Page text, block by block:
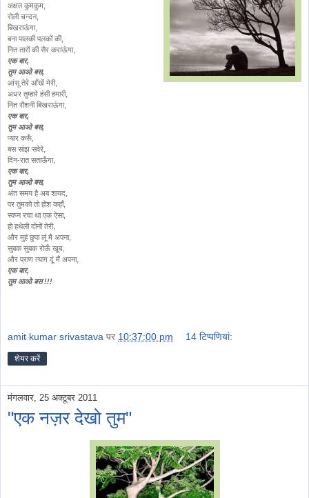
अक्षत कुमकुम,
रोली चन्दन,
बिखराऊंगा,
बना पालकी पलकों की,
नित तारों की सैर कराऊंगा,
एक बार,
तुम आओ बस,
आंसू तेरे आँखें मेरी,
अधर तुम्हारे हंसी हमारी,
नित रौशनी बिखराऊंगा,
एक बार,
तुम आओ बस,
प्यार करूँ,
बस सांझ सवेरे,
दिन-रात सताऊँगा,
एक बार,
तुम आओ बस,
अंत समय है अब शायद,
पर तुमको तो होश कहाँ,
स्वप्न रचा था एक ऐसा,
हो हथेली दोनों तेरी,
और मुहं छुपा लूं मै अपना,
सुबक सुबक रोऊँ खूब,
और प्राण त्याग दूं मैं अपना,
एक बार,
तुम आओ बस !!!
amit kumar srivastava पर 10:37:00 pm 14 टिप्‍पणियां:
शेयर करें
मंगलवार, 25 अक्टूबर 2011
"एक नज़र देखो तुम"